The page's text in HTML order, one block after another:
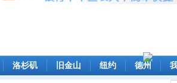
洛杉矶 旧金山 纽约 德州